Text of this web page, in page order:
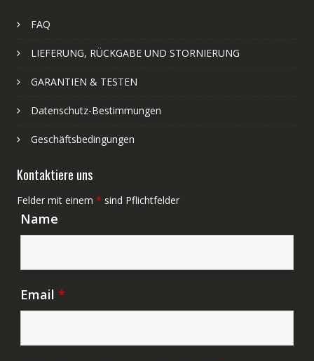
FAQ
LIEFERUNG, RÜCKGABE UND STORNIERUNG
GARANTIEN & TESTEN
Datenschutz-Bestimmungen
Geschäftsbedingungen
Kontaktiere uns
Felder mit einem * sind Pflichtfelder
Name
Email *